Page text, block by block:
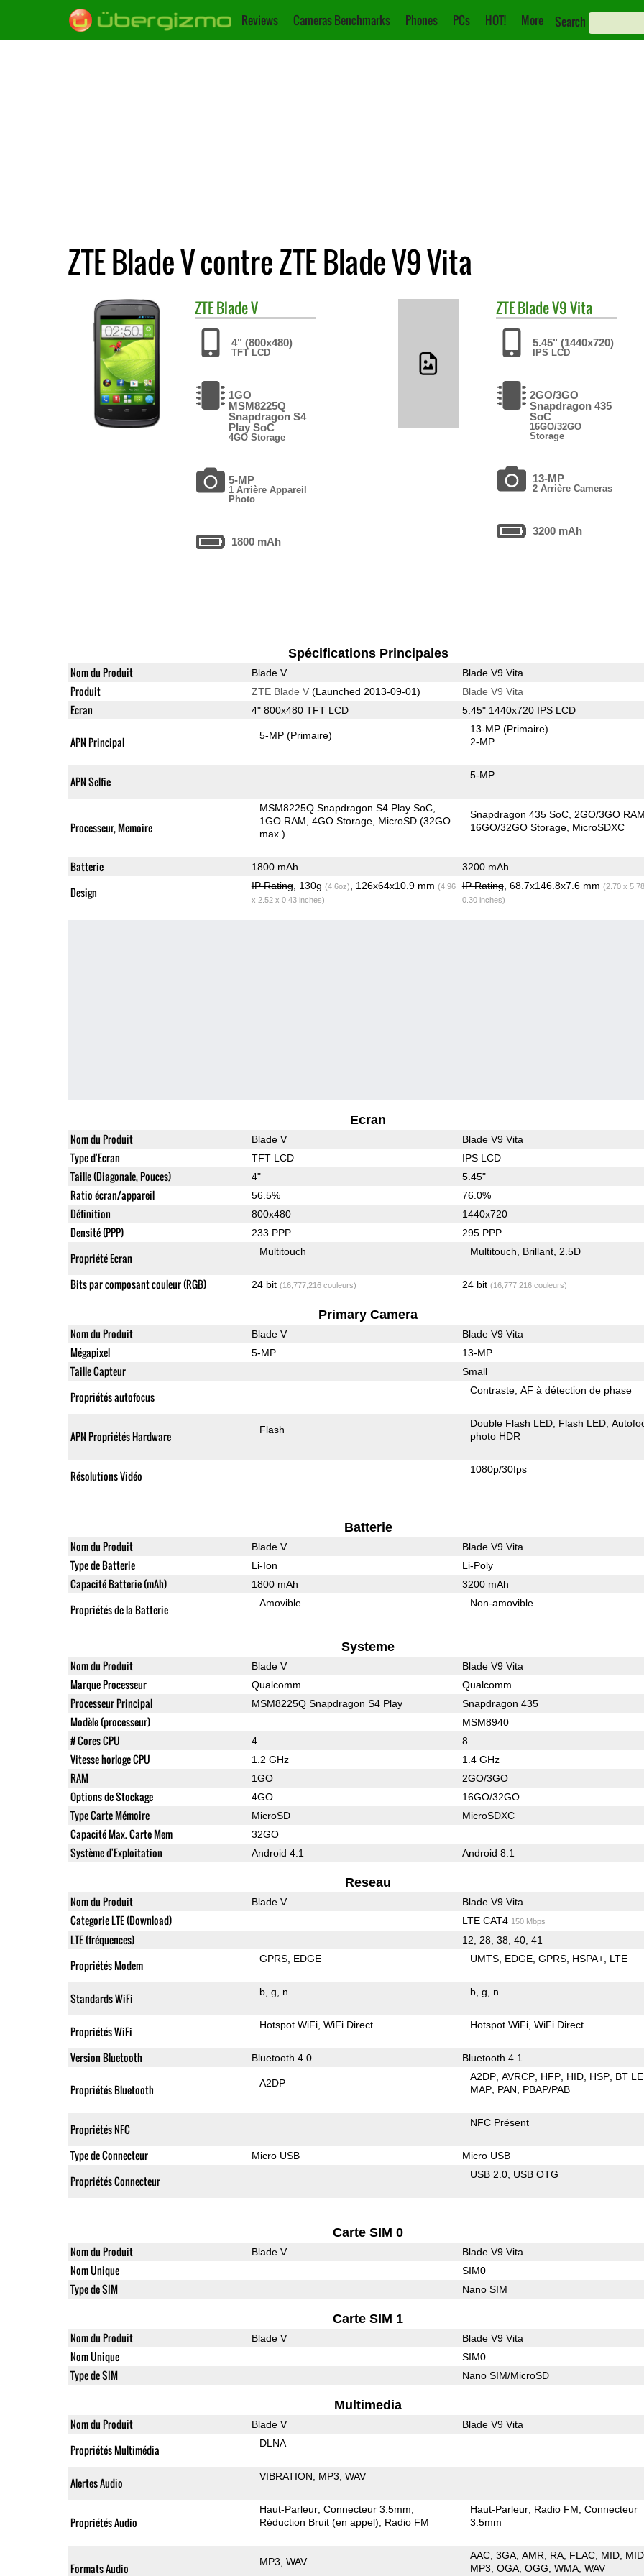
Reviews Cameras Benchmarks Phones PCs HOT! More Search
ZTE Blade V contre ZTE Blade V9 Vita
ZTEBlade V
4" (800x480)
TFT LCD
1GO
MSM8225Q
Snapdragon S4
Play SoC
4GO Storage
5-MP
1 Arrière Appareil
Photo
1800 mAh
ZTEBlade V9 Vita
5.45" (1440x720)
IPS LCD
2GO/3GO
Snapdragon 435
SoC
16GO/32GO
Storage
13-MP
2 Arrière Cameras
3200 mAh
Spécifications Principales
Nom du Produit Blade V Blade V9 Vita
Produit ZTE Blade V(Launched 2013-09-01) Blade V9 Vita
Ecran 4" 800x480 TFT LCD 5.45" 1440x720 IPS LCD
APN Principal 5-MP(Primaire)
13-MP(Primaire)
2-MP
APN Selfie 5-MP
Processeur, Memoire
MSM8225Q Snapdragon S4 Play SoC
1GO RAM 4GO Storage MicroSD (32GO
max.)
Snapdragon 435 SoC 2GO/3GO
16GO/32GO Storage MicroSDXC
Batterie 1800 mAh 3200 mAh
Design IP Rating, 130g (4.6oz) , 126x64x10.9 mm (4.96
x 2.52 x 0.43 inches)
IP Rating, 68.7x146.8x7.6 mm (2.70 x
0.30 inches)
Ecran
Nom du Produit Blade V Blade V9 Vita
Type d'Ecran TFT LCD IPS LCD
Taille (Diagonale, Pouces) 4" 5.45"
Ratio écran/appareil 56.5% 76.0%
Définition 800x480 1440x720
Densité (PPP) 233 PPP 295 PPP
Propriété Ecran Multitouch Multitouch Brillant 2.5D
Bits par composant couleur (RGB) 24 bit (16,777,216 couleurs) 24 bit (16,777,216 couleurs)
Primary Camera
Nom du Produit Blade V Blade V9 Vita
Mégapixel 5-MP 13-MP
Taille Capteur Small
Propriétés autofocus Contraste AF à détection de phase
APN Propriétés Hardware Flash
Double Flash LED Flash LED
photo HDR
Résolutions Vidéo 1080p/30fps
Batterie
Nom du Produit Blade V Blade V9 Vita
Type de Batterie Li-Ion Li-Poly
Capacité Batterie (mAh) 1800 mAh 3200 mAh
Propriétés de la Batterie Amovible Non-amovible
Systeme
Nom du Produit Blade V Blade V9 Vita
Marque Processeur Qualcomm Qualcomm
Processeur Principal MSM8225Q Snapdragon S4 Play Snapdragon 435
Modèle (processeur) MSM8940
# Cores CPU 4 8
Vitesse horloge CPU 1.2 GHz 1.4 GHz
RAM 1GO 2GO/3GO
Options de Stockage 4GO 16GO/32GO
Type Carte Mémoire MicroSD MicroSDXC
Capacité Max. Carte Mem 32GO
Système d'Exploitation Android 4.1 Android 8.1
Reseau
Nom du Produit Blade V Blade V9 Vita
Categorie LTE (Download) LTE CAT4 150 Mbps
LTE (fréquences) 12, 28, 38, 40, 41
Propriétés Modem GPRS EDGE UMTS EDGE GPRS HSPA+ LTE
Standards WiFi b g n b g n
Propriétés WiFi Hotspot WiFi WiFi Direct Hotspot WiFi WiFi Direct
Version Bluetooth Bluetooth 4.0 Bluetooth 4.1
Propriétés Bluetooth A2DP
A2DP AVRCP HFP HID HSP BT LE
MAP PAN PBAP/PAB
Propriétés NFC NFC Présent
Type de Connecteur Micro USB Micro USB
Propriétés Connecteur USB 2.0 USB OTG
Carte SIM 0
Nom du Produit Blade V Blade V9 Vita
Nom Unique SIM0
Type de SIM Nano SIM
Carte SIM 1
Nom du Produit Blade V Blade V9 Vita
Nom Unique SIM0
Type de SIM Nano SIM/MicroSD
Multimedia
Nom du Produit Blade V Blade V9 Vita
Propriétés Multimédia DLNA
Alertes Audio VIBRATION MP3 WAV
Propriétés Audio
Haut-Parleur Connecteur 3.5mm
Réduction Bruit (en appel)
Radio FM
Haut-Parleur Radio FM Connecteur
3.5mm
Formats Audio MP3 WAV
AAC 3GA AMR RA FLAC MID
MP3 OGA OGG WMA WAV